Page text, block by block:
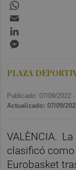
PLAZA
Publicado: 07/09/2022 ·
Actualizado: 07/09/
VALÈNCIA.
clasificó como
Eurobasket